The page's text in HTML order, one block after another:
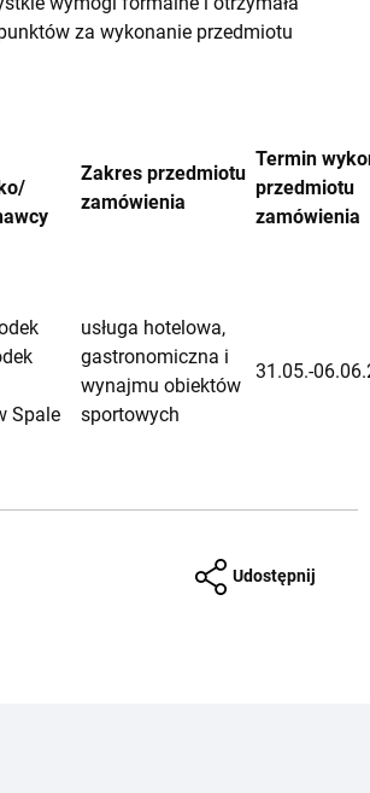
za wykonanie przedmiotu
Zakres przedmiotu
zamówienia
Termin
przedmiotu
zamówienia
Spale
usługa hotelowa,
gastronomiczna i
wynajmu obiektów
sportowych
31.05.-
Udostępnij